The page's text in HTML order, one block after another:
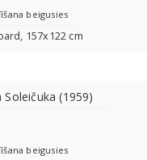
beigusies
157x122 cm
Soleičuka (1959)
beigusies